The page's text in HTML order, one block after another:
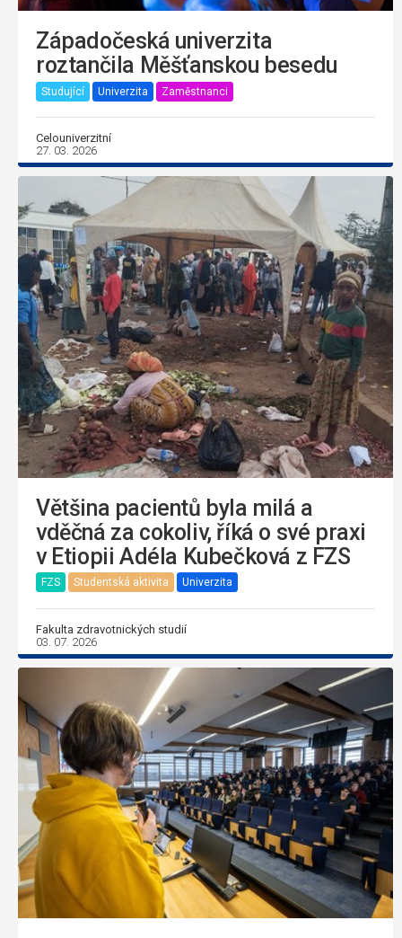
Západočeská univerzita
roztančila Měšťanskou besedu
Studující Univerzita Zaměstnanci
Celouniverzitní
27. 03. 2026
Většina pacientů byla milá a
vděčná za cokoliv, říká o své praxi
v Etiopii Adéla Kubečková z FZS
FZS Studentská aktivita Univerzita
Fakulta zdravotnických studií
03. 07. 2026